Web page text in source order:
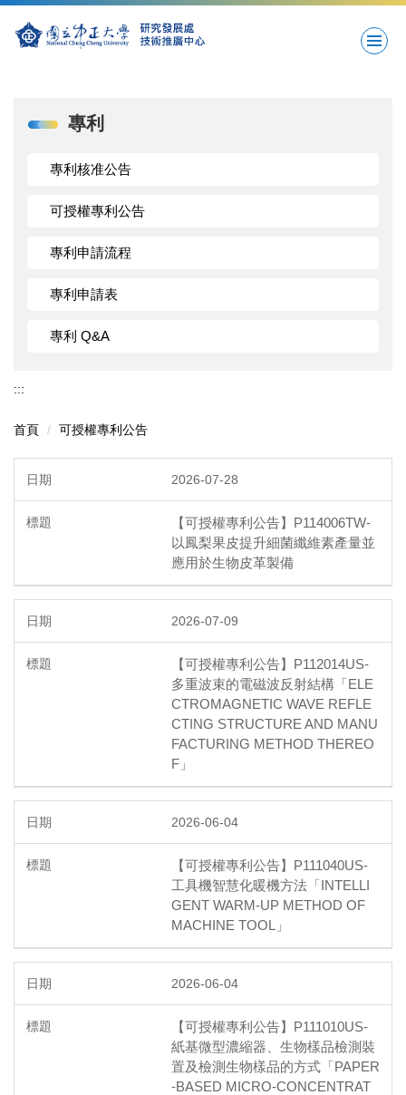
到
主
專利
專利核准公告
可授權專利公告
專利申請流程
專利申請表
專利 Q&A
:::
首頁 可授權專利公告
2026-07-28
【可授權專利公告】P114006TW-
以鳳梨果皮提升細菌纖維素產量並
應用於生物皮革製備
2026-07-09
【可授權專利公告】P112014US-
多重波束的電磁波反射結構「ELE
CTROMAGNETIC WAVE REFLE
CTING STRUCTURE AND MANU
FACTURING METHOD THEREO
F」
2026-06-04
【可授權專利公告】P111040US-
工具機智慧化暖機方法「INTELLI
GENT WARM-UP METHOD OF
MACHINE TOOL」
2026-06-04
【可授權專利公告】P111010US-
紙基微型濃縮器、生物樣品檢測裝
置及檢測生物樣品的方式「PAPER
-BASED MICRO-CONCENTRAT